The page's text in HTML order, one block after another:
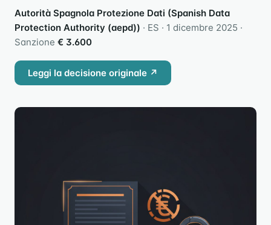
Autorità Spagnola Protezione Dati (Spanish Data
Protection Authority (aepd)) · ES · 1 dicembre 2025 ·
Sanzione € 3.600
Leggi la decisione originale ↗